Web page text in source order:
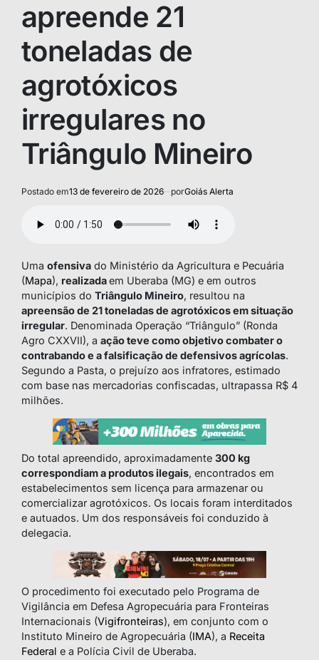
apreende 21
toneladas de
agrotóxicos
irregulares no
Triângulo Mineiro
Postado em13 de fevereiro de 2026 porGoiás Alerta
Uma ofensiva do Ministério da Agricultura e Pecuária
(Mapa), realizadaem Uberaba (MG) e em outros
municípios do Triângulo Mineiro, resultou na
apreensão de 21 toneladas de agrotóxicos em situação
irregular. Denominada Operação “Triângulo” (Ronda
Agro CXXVII), a ação teve como objetivo combater o
contrabando e a falsificação de defensivos agrícolas.
Segundo a Pasta, o prejuízo aos infratores, estimado
com base nas mercadorias confiscadas, ultrapassa R$ 4
milhões.
Do total apreendido, aproximadamente 300 kg
correspondiam a produtos ilegais, encontrados em
estabelecimentos sem licença para armazenar ou
comercializar agrotóxicos. Os locais foram interditados
e autuados. Um dos responsáveis foi conduzido à
delegacia.
O procedimento foi executado pelo Programa de
Vigilância em Defesa Agropecuária para Fronteiras
Internacionais (Vigifronteiras), em conjunto com o
Instituto Mineiro de Agropecuária (IMA), a Receita
Federal e a Polícia Civil de Uberaba.